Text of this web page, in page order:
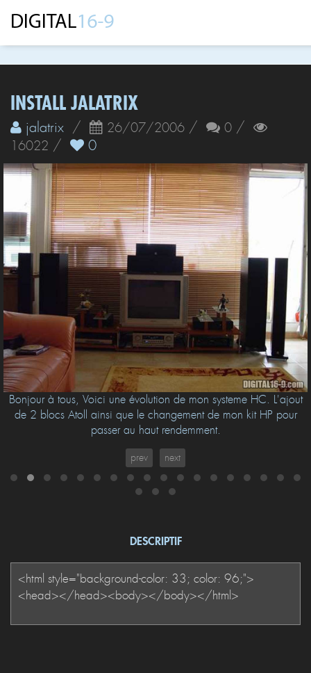
INSTALL JALATRIX
jalatrix / 26/07/2006 / 0 /
16022 / 0
Bonjour à tous, Voici une évolution de mon systeme HC. L'ajout
de 2 blocs Atoll ainsi que le changement de mon kit HP pour
passer au haut rendemment.
prev next
DESCRIPTIF